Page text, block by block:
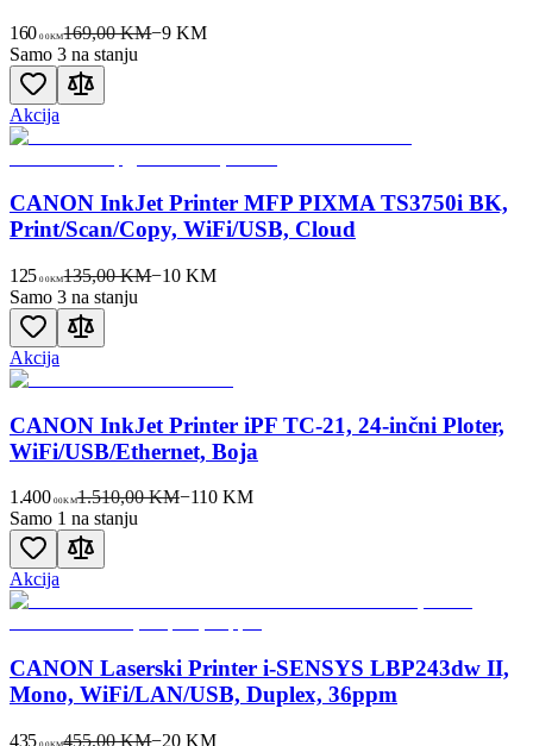
160 00KM169,00 KM−9 KM
Samo 3 na stanju
Akcija
CANON InkJet Printer MFP PIXMA TS3750i BK,
Print/Scan/Copy, WiFi/USB, Cloud
125 00KM135,00 KM−10 KM
Samo 3 na stanju
Akcija
CANON InkJet Printer iPF TC-21, 24-inčni Ploter,
WiFi/USB/Ethernet, Boja
1.400 00KM1.510,00 KM−110KM
Samo 1 na stanju
Akcija
CANON Laserski Printer i-SENSYS LBP243dw II,
Mono, WiFi/LAN/USB, Duplex, 36ppm
435 00KM455,00 KM−20 KM